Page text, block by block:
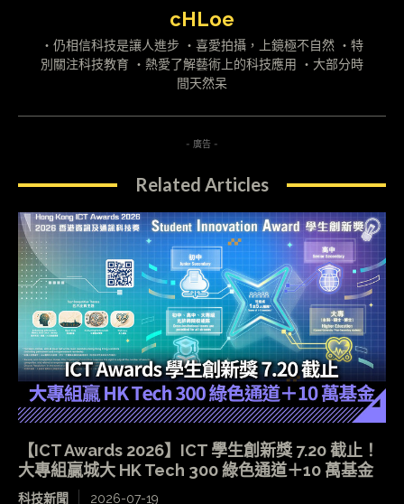
cHLoe
・仍相信科技是讓人進步 ・喜愛拍攝，上鏡極不自然 ・特
別關注科技教育 ・熱愛了解藝術上的科技應用 ・大部分時
間天然呆
- 廣告 -
Related Articles
【ICT Awards 2026】ICT 學生創新獎 7.20 截止！
大專組贏城大 HK Tech 300 綠色通道＋10 萬基金
科技新聞 2026-07-19